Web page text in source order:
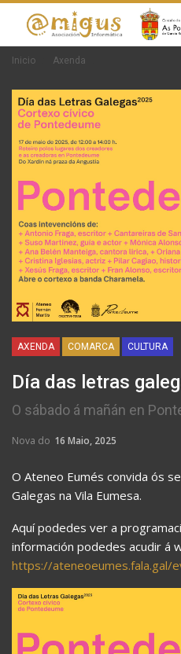
Inicio Axenda
AXENDA COMARCA CULTURA
Día das letras
O sábado á mañán en
Nova do 16 Maio, 2025
O Ateneo Eumés convida ós
Galegas na Vila Eumesa.
Aquí podedes ver a
información podedes acudir á
https://ateneoeumes.fala.gal/